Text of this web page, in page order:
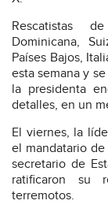
Rescatistas
Dominicana,
Países Bajos,
esta semana y
la presidenta
detalles, en un
El viernes, la
el mandatario
secretario de
ratificaron su
terremotos.